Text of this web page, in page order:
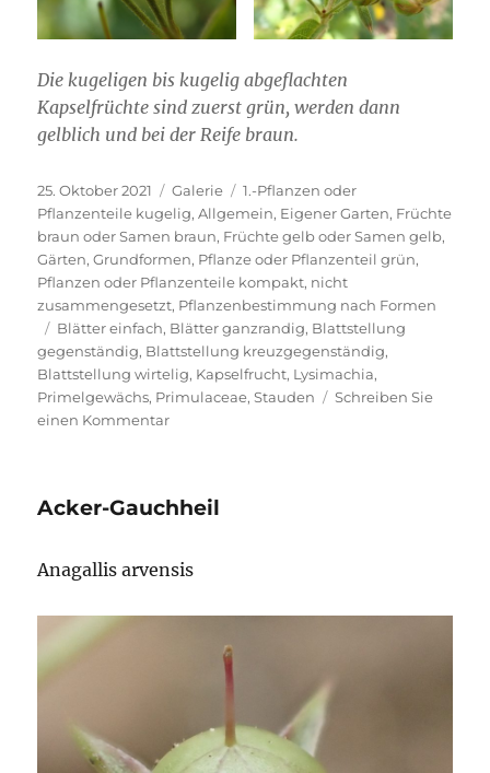
Die kugeligen bis kugelig abgeflachten
Kapselfrüchte sind zuerst grün, werden dann
gelblich und bei der Reife braun.
Veröffentlicht
am
25. Oktober 2021 Format
Galerie Kategorien
1.-Pflanzen oder
Pflanzenteile kugelig,Allgemein, Eigener Garten, Früchte
braun oder Samen braun, Früchte gelb oder Samen gelb,
Gärten,Grundformen, Pflanze oder Pflanzenteil grün,
Pflanzen oder Pflanzenteile kompakt, nicht
zusammengesetzt, Pflanzenbestimmung nach Formen
Schlagwörter
Blätter einfach, Blätter ganzrandig, Blattstellung
gegenständig, Blattstellung kreuzgegenständig,
Blattstellung wirtelig, Kapselfrucht, Lysimachia,
Primelgewächs, Primulaceae,Stauden
Schreiben Sie
einen Kommentarzu
Acker-Gauchheil
Anagallis arvensis